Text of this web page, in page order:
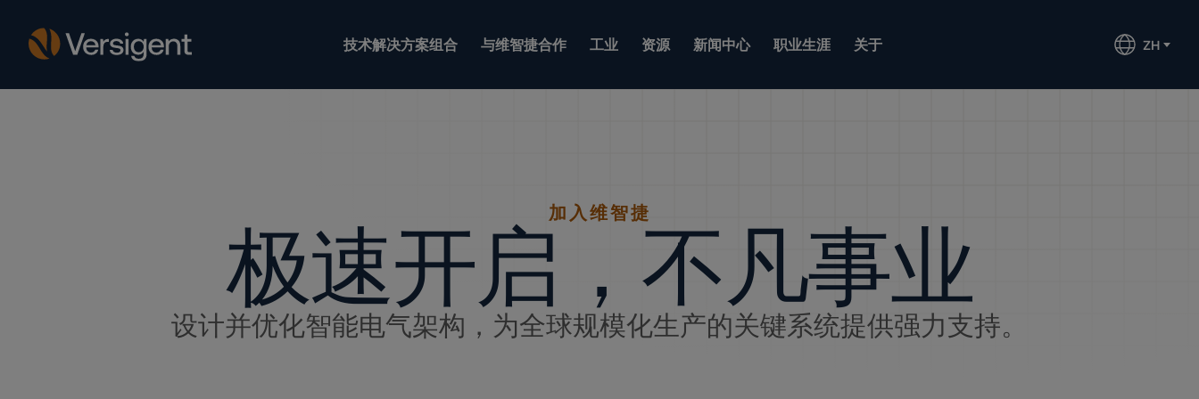
技术解决方案组合 与维智捷合作 工业 资源 新闻中心 职业生涯 关于 ZH
加入维智捷
极速开启，不凡事业
设计并优化智能电气架构，为全球规模化生产的关键系统提供强力支持。